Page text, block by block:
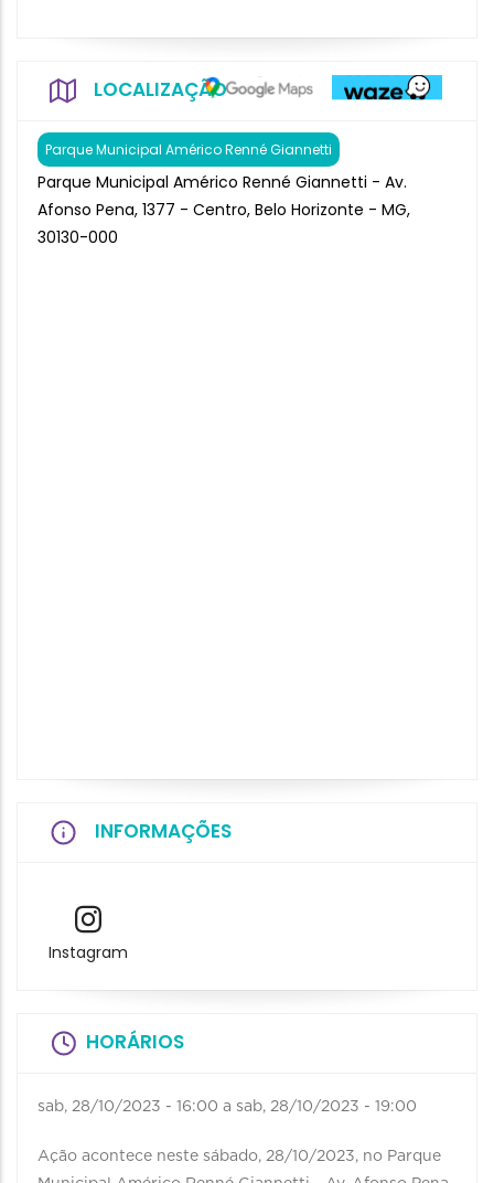
LOCALIZAÇÃO
Parque Municipal Américo Renné Giannetti
Parque Municipal Américo Renné Giannetti - Av.
Afonso Pena, 1377 - Centro, Belo Horizonte - MG,
30130-000
INFORMAÇÕES
Instagram
HORÁRIOS
sab, 28/10/2023 - 16:00 a sab, 28/10/2023 - 19:00
Ação acontece neste sábado, 28/10/2023, no Parque